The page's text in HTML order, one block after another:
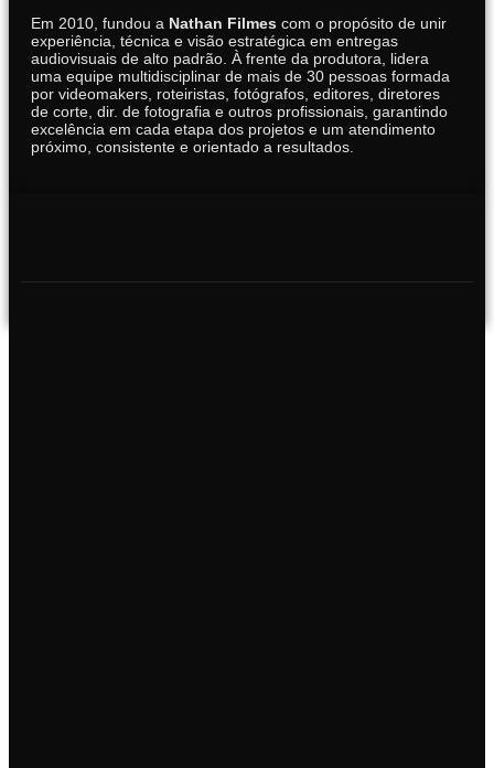
Em 2010, fundou a Nathan Filmes com o propósito de unir
experiência, técnica e visão estratégica em entregas
audiovisuais de alto padrão. À frente da produtora, lidera
uma equipe multidisciplinar de mais de 30 pessoas formada
por videomakers, roteiristas, fotógrafos, editores, diretores
de corte, dir. de fotografia e outros profissionais, garantindo
excelência em cada etapa dos projetos e um atendimento
próximo, consistente e orientado a resultados.